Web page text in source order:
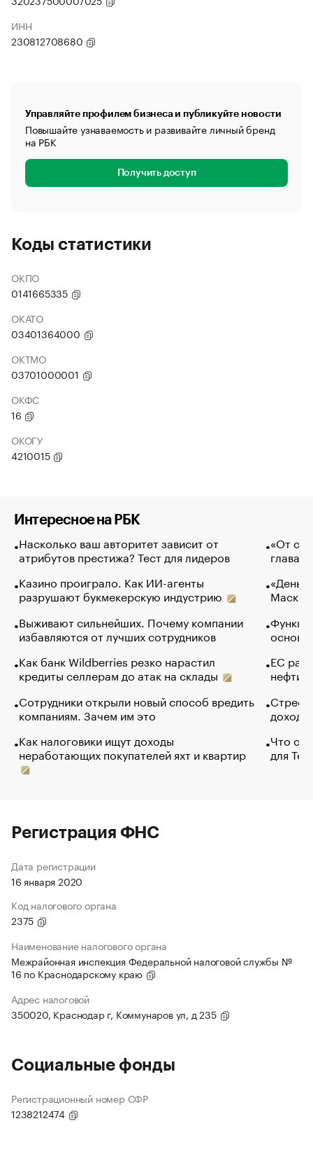
ИНН
230812708680
Управляйте профилем бизнеса и публикуйте новости
Повышайте узнаваемость и развивайте личный бренд
на РБК
Получить доступ
Коды статистики
ОКПО
0141665335
ОКАТО
03401364000
ОКТМО
03701000001
ОКФС
16
ОКОГУ
4210015
Интересное на РБК
Насколько ваш авторитет зависит от
атрибутов престижа? Тест для лидеров
Казино проиграло. Как ИИ-агенты
разрушают букмекерскую индустрию
Выживают сильнейших. Почему компании
избавляются от лучших сотрудников
Как банк Wildberries резко нарастил
кредиты селлерам до атак на склады
Сотрудники открыли новый способ вредить
компаниям. Зачем им это
Как налоговики ищут доходы
неработающих покупателей яхт и квартир
«От
глава
Маск в
основ
ЕС
нефти
Что
для
Регистрация ФНС
Дата регистрации
16 января 2020
Код налогового органа
2375
Наименование налогового органа
Межрайонная инспекция Федеральной налоговой службы №
16 по Краснодарскому краю
Адрес налоговой
350020, Краснодар г, Коммунаров ул, д 235
Социальные фонды
Регистрационный номер СФР
1238212474